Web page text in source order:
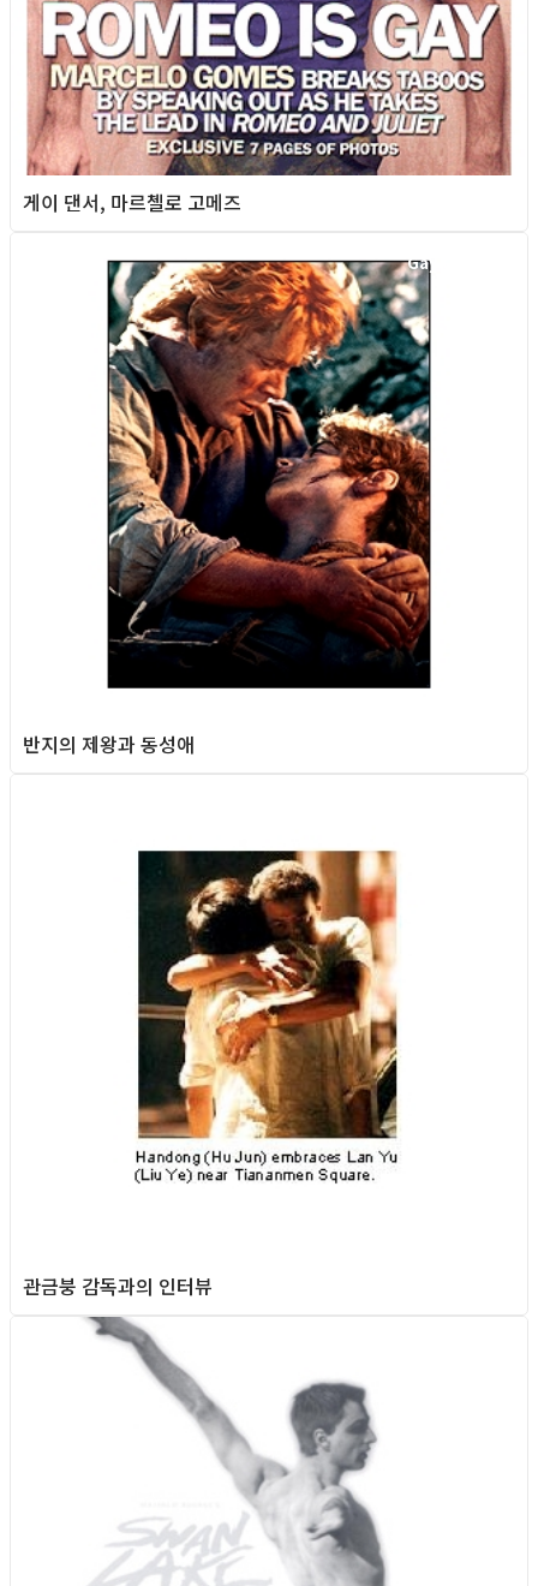
게이 댄서, 마르첼로 고메즈
Gay Culture
반지의 제왕과 동성애
관금붕 감독과의 인터뷰